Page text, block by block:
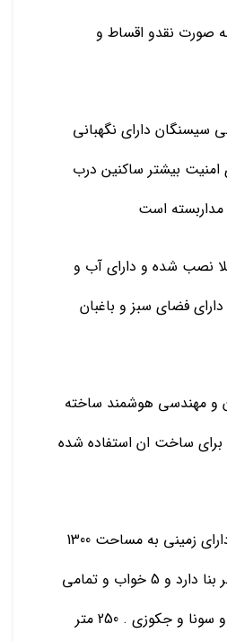
صورت نقدو اقساط و
سیسنگان دارای نگهبانی
بیشتر ساکنین درب
مداربسته است
نصب شده و دارای آب و
فضای سبز و باغبان
و مهندسی هوشمند ساخته
برای ساخت ان استفاده شده
ویلا ساحلی سیسنگان دارای زمینی به مساحت 1300
مترمربع است که 500 متر بنا دارد و 5 خواب و تمامی
امکانات از جمله استخر و سونا و جکوزی . 250 متر